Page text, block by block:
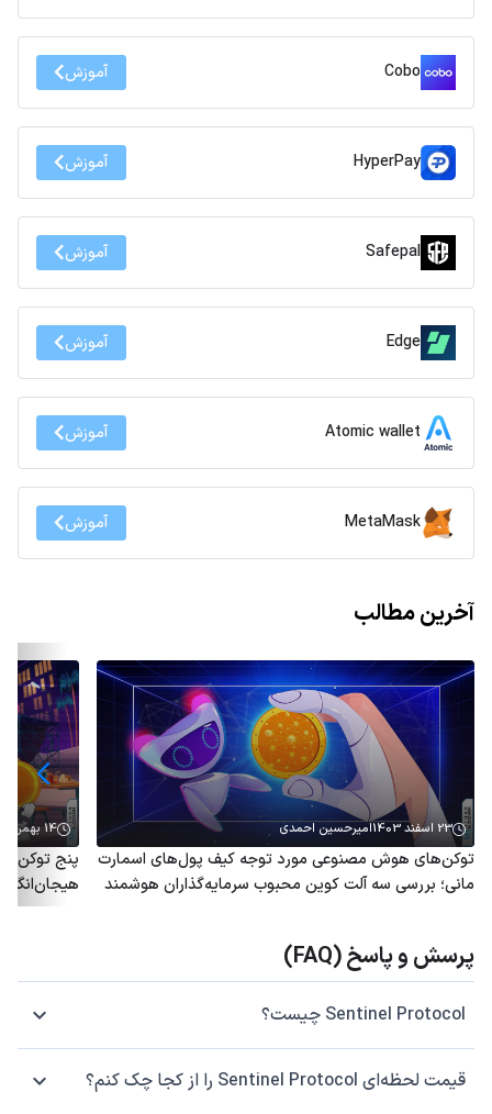
Cobo آموزش
HyperPay آموزش
Safepal آموزش
Edge آموزش
Atomic wallet آموزش
MetaMask آموزش
آخرین مطالب
23 اسفند 1403 امیرحسین احمدی
توکن‌های هوش مصنوعی مورد توجه کیف پول‌های اسمارت
مانی؛ بررسی سه آلت کوین محبوب سرمایه‌گذاران هوشمند
14 بهمن 1403
پنج توکن
پرسش و پاسخ (FAQ)
Sentinel Protocol چیست؟
قیمت لحظه‌ای Sentinel Protocol را از کجا چک کنم؟